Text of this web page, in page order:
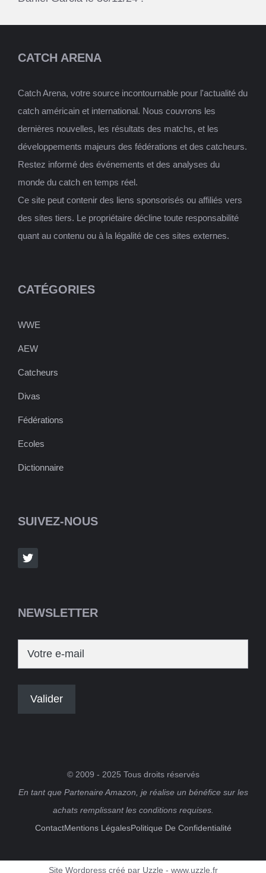
CATCH ARENA
Catch Arena, votre source incontournable pour l'actualité du
catch américain et international. Nous couvrons les
dernières nouvelles, les résultats des matchs, et les
développements majeurs des fédérations et des catcheurs.
Restez informé des événements et des analyses du
monde du catch en temps réel.
Ce site peut contenir des liens sponsorisés ou affiliés vers
des sites tiers. Le propriétaire décline toute responsabilité
quant au contenu ou à la légalité de ces sites externes.
CATÉGORIES
WWE
AEW
Catcheurs
Divas
Fédérations
Ecoles
Dictionnaire
SUIVEZ-NOUS
NEWSLETTER
© 2009 - 2025 Tous droits réservés
En tant que Partenaire Amazon, je réalise un bénéfice sur les
achats remplissant les conditions requises.
ContactMentions LégalesPolitique De Confidentialité
Site Wordpress créé par Uzzle - www.uzzle.fr